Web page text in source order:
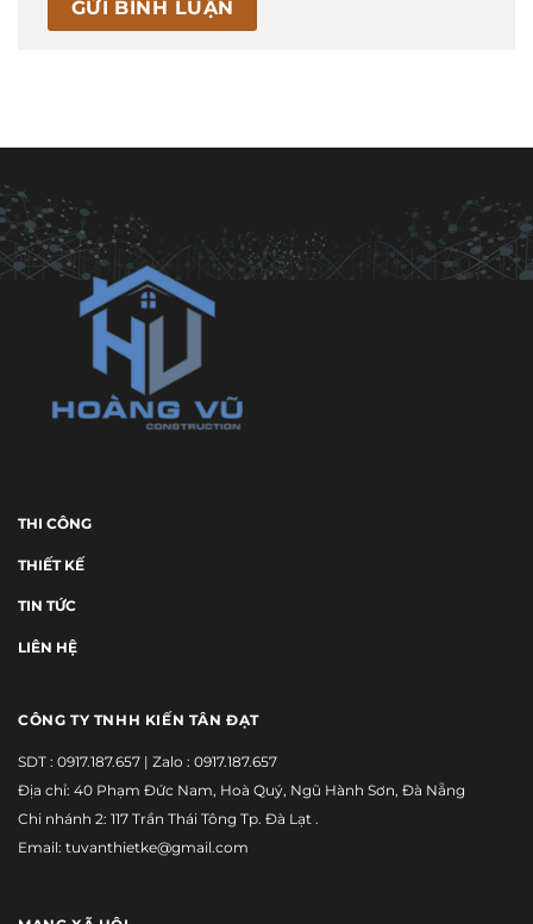
THI CÔNG
THIẾT KẾ
TIN TỨC
LIÊN HỆ
CÔNG TY TNHH KIẾN TÂN ĐẠT
SDT : 0917.187.657 | Zalo : 0917.187.657
Địa chỉ: 40 Phạm Đức Nam, Hoà Quý, Ngũ Hành Sơn, Đà Nẵng
Chi nhánh 2: 117 Trần Thái Tông Tp. Đà Lạt .
Email: tuvanthietke@gmail.com